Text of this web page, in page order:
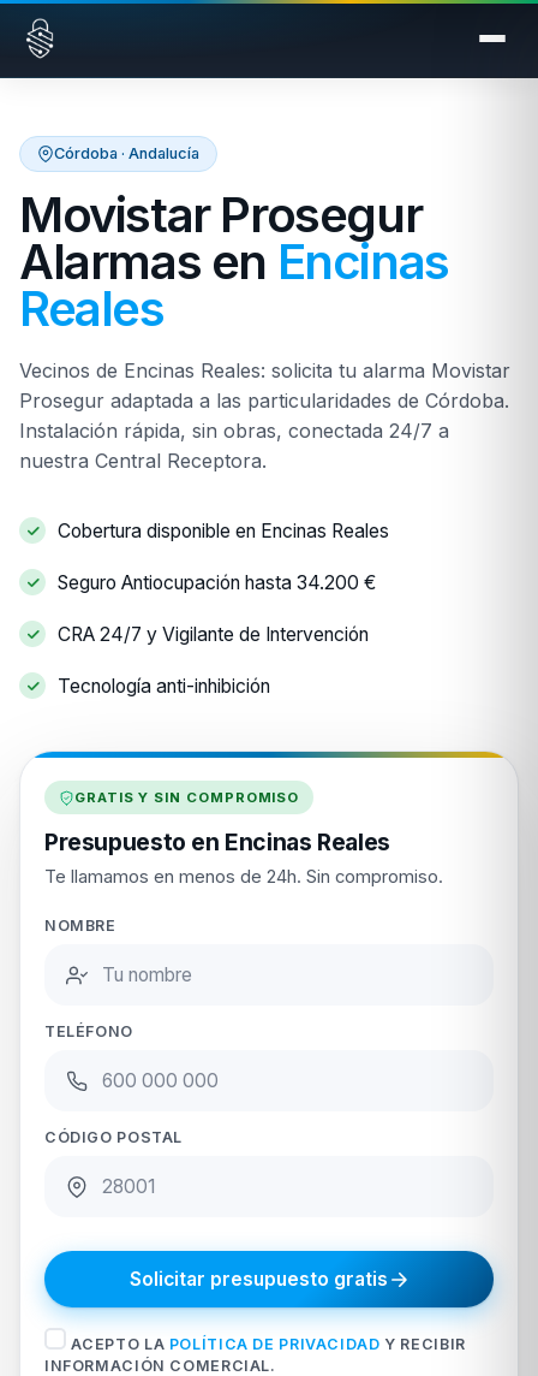
Saltar al contenido
Córdoba · Andalucía
Movistar Prosegur
Alarmas en Encinas
Reales
Vecinos de Encinas Reales: solicita tu alarma Movistar
Prosegur adaptada a las particularidades de Córdoba.
Instalación rápida, sin obras, conectada 24/7 a
nuestra Central Receptora.
Cobertura disponible en Encinas Reales
Seguro Antiocupación hasta 34.200 €
CRA 24/7 y Vigilante de Intervención
Tecnología anti-inhibición
GRATIS Y SIN COMPROMISO
Presupuesto en Encinas Reales
Te llamamos en menos de 24h. Sin compromiso.
NOMBRE
TELÉFONO
CÓDIGO POSTAL
Solicitar presupuesto gratis
ACEPTO LA POLÍTICA DE PRIVACIDAD Y RECIBIR
INFORMACIÓN COMERCIAL.